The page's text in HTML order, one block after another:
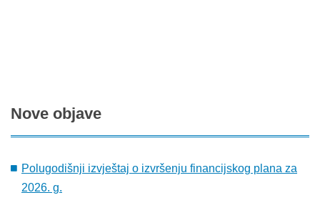
Nove objave
Polugodišnji izvještaj o izvršenju financijskog plana za
2026. g.